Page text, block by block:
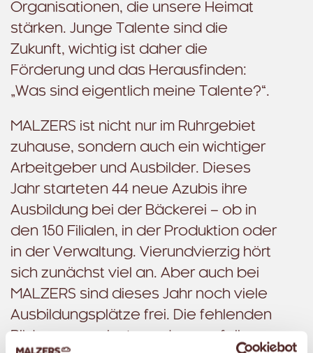
Organisationen, die unsere Heimat
stärken. Junge Talente sind die
Zukunft, wichtig ist daher die
Förderung und das Herausfinden:
„Was sind eigentlich meine Talente?“.
MALZERS ist nicht nur im Ruhrgebiet
zuhause, sondern auch ein wichtiger
Arbeitgeber und Ausbilder. Dieses
Jahr starteten 44 neue Azubis ihre
Ausbildung bei der Bäckerei – ob in
den 150 Filialen, in der Produktion oder
in der Verwaltung. Vierundvierzig hört
sich zunächst viel an. Aber auch bei
MALZERS sind dieses Jahr noch viele
Ausbildungsplätze frei. Die fehlenden